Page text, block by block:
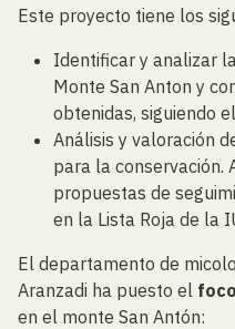
Este proyecto tiene los
Identificar y analizar
Monte San Anton y
obtenidas, siguiendo
Análisis y valoración
para la conservación.
propuestas de
en la Lista Roja de la
El departamento de
Aranzadi ha puesto el
en el monte San Antón: